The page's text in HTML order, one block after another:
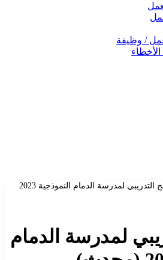
/ وظيفة
البرنامج التدريبي لمدرسة الدمام النموذجية 2023
لمدرسة الدمام